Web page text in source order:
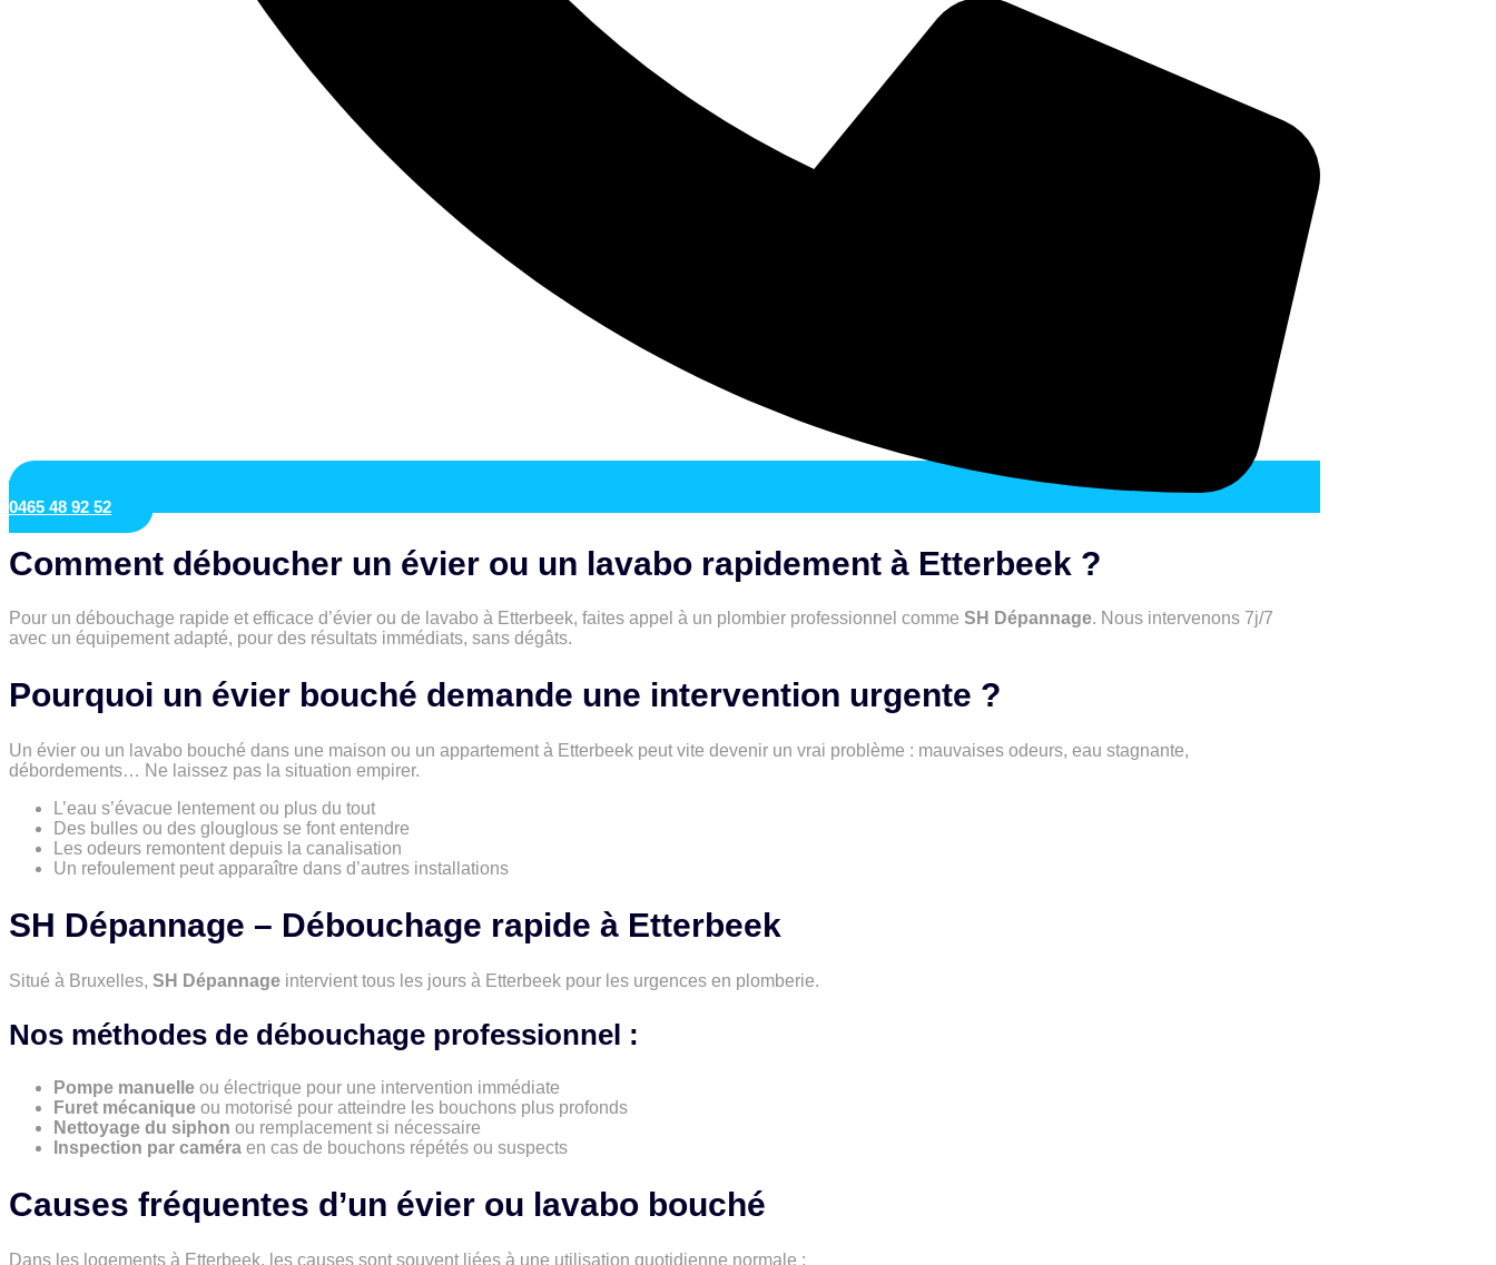
0465 48 92 52
Comment déboucher un évier ou un lavabo rapidement à Etterbeek ?
Pour un débouchage rapide et efficace d’évier ou de lavabo à Etterbeek, faites appel à un plombier professionnel comme SH Dépannage. Nous intervenons 7j/7
avec un équipement adapté, pour des résultats immédiats, sans dégâts.
Pourquoi un évier bouché demande une intervention urgente ?
Un évier ou un lavabo bouché dans une maison ou un appartement à Etterbeek peut vite devenir un vrai problème : mauvaises odeurs, eau stagnante,
débordements… Ne laissez pas la situation empirer.
L’eau s’évacue lentement ou plus du tout
Des bulles ou des glouglous se font entendre
Les odeurs remontent depuis la canalisation
Un refoulement peut apparaître dans d’autres installations
SH Dépannage – Débouchage rapide à Etterbeek
Situé à Bruxelles, SH Dépannage intervient tous les jours à Etterbeek pour les urgences en plomberie.
Nos méthodes de débouchage professionnel :
Pompe manuelle ou électrique pour une intervention immédiate
Furet mécanique ou motorisé pour atteindre les bouchons plus profonds
Nettoyage du siphon ou remplacement si nécessaire
Inspection par caméra en cas de bouchons répétés ou suspects
Causes fréquentes d’un évier ou lavabo bouché
Dans les logements à Etterbeek, les causes sont souvent liées à une utilisation quotidienne normale :